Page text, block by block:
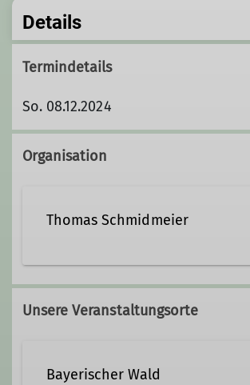
Details
Termindetails
So. 08.12.2024
Organisation
Thomas Schmidmeier
09402 4718702
HTG-Regensburg@gmx.de
Unsere Veranstaltungsorte
Bayerischer Wald